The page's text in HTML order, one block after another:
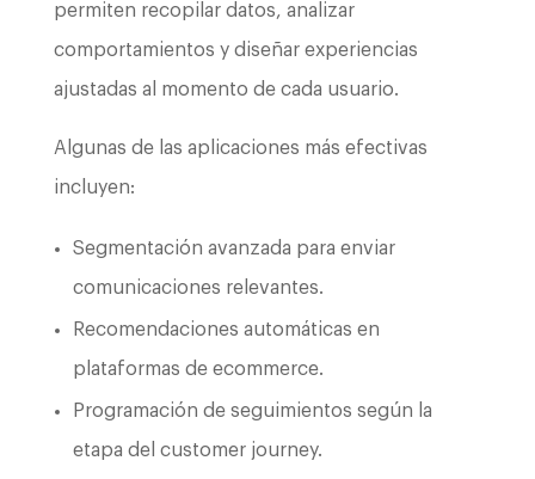
permiten recopilar datos, analizar
comportamientos y diseñar experiencias
ajustadas al momento de cada usuario.
Algunas de las aplicaciones más efectivas
incluyen:
Segmentación avanzada para enviar
comunicaciones relevantes.
Recomendaciones automáticas en
plataformas de ecommerce.
Programación de seguimientos según la
etapa del customer journey.